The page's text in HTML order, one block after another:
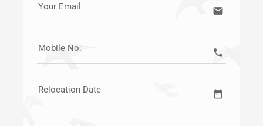
Your Email email
Mobile No: call
Relocation Date date_range